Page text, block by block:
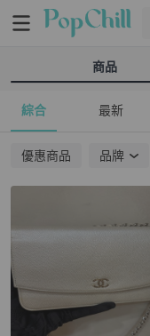
商品
綜合 最新
優惠商品 品牌